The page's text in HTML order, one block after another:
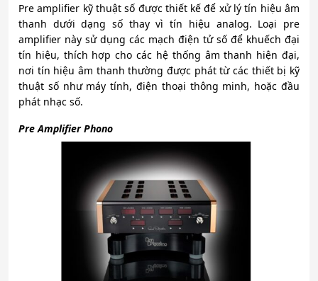
Pre amplifier kỹ thuật số được thiết kế để xử lý tín hiệu âm
thanh dưới dạng số thay vì tín hiệu analog. Loại pre
amplifier này sử dụng các mạch điện tử số để khuếch đại
tín hiệu, thích hợp cho các hệ thống âm thanh hiện đại,
nơi tín hiệu âm thanh thường được phát từ các thiết bị kỹ
thuật số như máy tính, điện thoại thông minh, hoặc đầu
phát nhạc số.
Pre Amplifier Phono